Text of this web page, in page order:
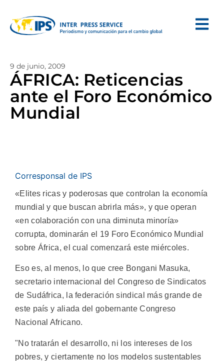
9 de junio, 2009
ÁFRICA: Reticencias
ante el Foro Económico
Mundial
Corresponsal de IPS
«Elites ricas y poderosas que controlan la economía
mundial y que buscan abrirla más», y que operan
«en colaboración con una diminuta minoría»
corrupta, dominarán el 19 Foro Económico Mundial
sobre África, el cual comenzará este miércoles.
Eso es, al menos, lo que cree Bongani Masuka,
secretario internacional del Congreso de Sindicatos
de Sudáfrica, la federación sindical más grande de
este país y aliada del gobernante Congreso
Nacional Africano.
"No tratarán el desarrollo, ni los intereses de los
pobres, y ciertamente no los modelos sustentables